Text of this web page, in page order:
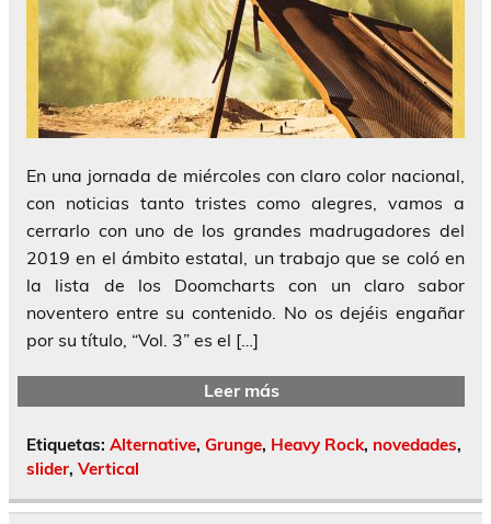
En una jornada de miércoles con claro color nacional,
con noticias tanto tristes como alegres, vamos a
cerrarlo con uno de los grandes madrugadores del
2019 en el ámbito estatal, un trabajo que se coló en
la lista de los Doomcharts con un claro sabor
noventero entre su contenido. No os dejéis engañar
por su título, “Vol. 3” es el […]
Leer más
Etiquetas: Alternative, Grunge, Heavy Rock, novedades,
slider, Vertical